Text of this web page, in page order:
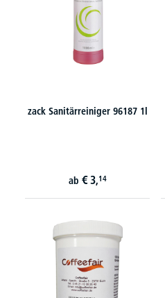
zack Sanitärreiniger 96187 1l
ab € 3,14